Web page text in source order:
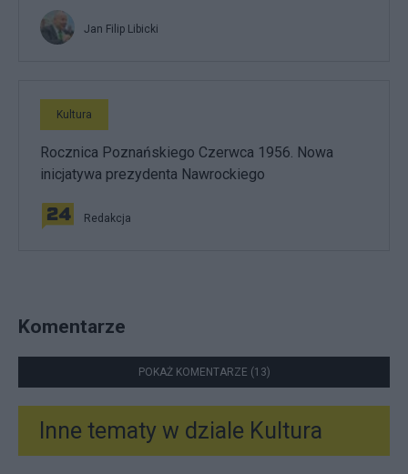
Jan Filip Libicki
Kultura
Rocznica Poznańskiego Czerwca 1956. Nowa
inicjatywa prezydenta Nawrockiego
Redakcja
Komentarze
POKAŻ KOMENTARZE (13)
Inne tematy w dziale Kultura